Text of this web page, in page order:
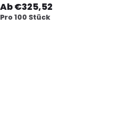
Ab €325,52
Pro 100 Stück